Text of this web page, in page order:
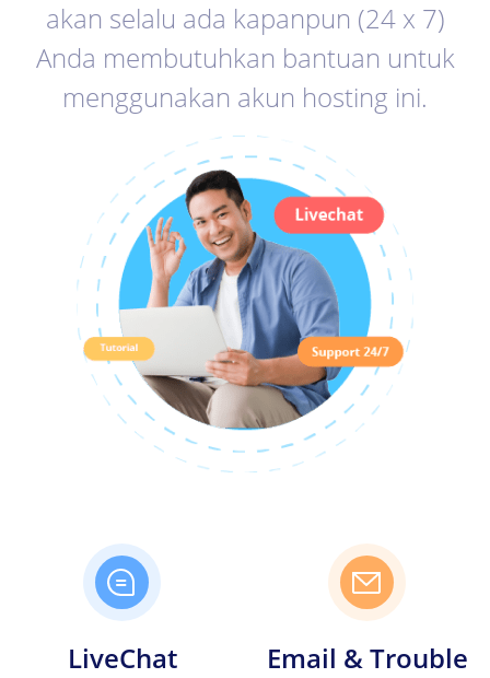
akan selalu ada kapanpun (24 x 7)
Anda membutuhkan bantuan untuk
menggunakan akun hosting ini.
LiveChat
Email & Trouble